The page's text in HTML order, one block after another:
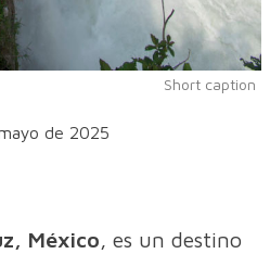
Short caption
de 2025
México, es un destino